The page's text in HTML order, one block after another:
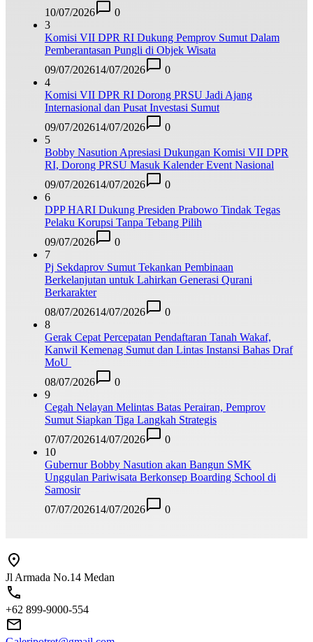
10/07/2026
0
3
Komisi VII DPR RI Dukung Pemprov Sumut Dalam
Pemberantasan Pungli di Objek Wisata
09/07/202614/07/2026
0
4
Komisi VII DPR RI Dorong PRSU Jadi Ajang
Internasional dan Pusat Investasi Sumut
09/07/202614/07/2026
0
5
Bobby Nasution Apresiasi Dukungan Komisi VII DPR
RI, Dorong PRSU Masuk Kalender Event Nasional
09/07/202614/07/2026
0
6
DPP HARI Dukung Presiden Prabowo Tindak Tegas
Pelaku Korupsi Tanpa Tebang Pilih
09/07/2026
0
7
Pj Sekdaprov Sumut Tekankan Pembinaan
Berkelanjutan untuk Lahirkan Generasi Qurani
Berkarakter
08/07/202614/07/2026
0
8
Gerak Cepat Percepatan Pendaftaran Tanah Wakaf,
Kanwil Kemenag Sumut dan Lintas Instansi Bahas Draf
MoU
08/07/2026
0
9
Cegah Nelayan Melintas Batas Perairan, Pemprov
Sumut Siapkan Tiga Langkah Strategis
07/07/202614/07/2026
0
10
Gubernur Bobby Nasution akan Bangun SMK
Unggulan Pariwisata Berkonsep Boarding School di
Samosir
07/07/202614/07/2026 0
Jl Armada No.14 Medan
+62 899-9000-554